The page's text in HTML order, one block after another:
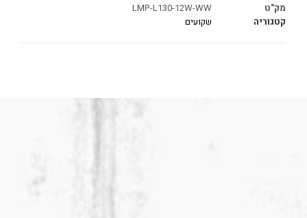
מק"ט
LMP-L130-12W-WW
קטגוריה
שקועים